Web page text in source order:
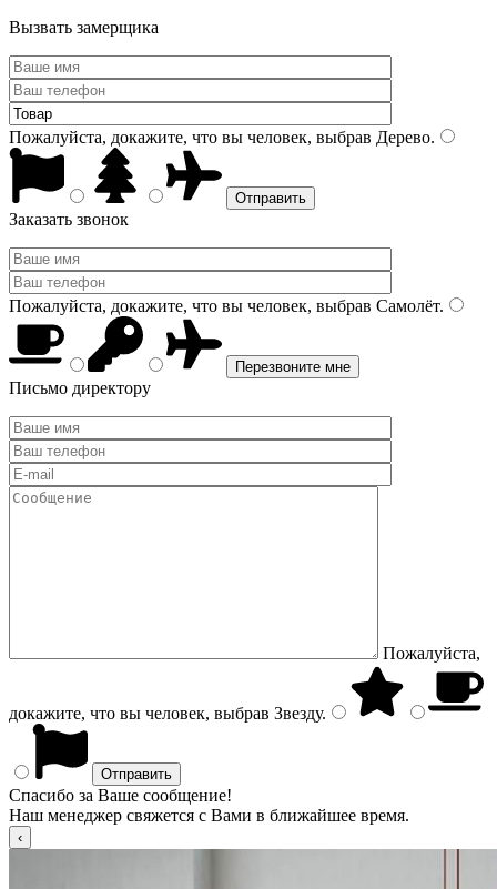
Вызвать замерщика
Пожалуйста, докажите, что вы человек, выбрав Дерево.
Заказать звонок
Пожалуйста, докажите, что вы человек, выбрав Самолёт.
Письмо директору
Пожалуйста,
докажите, что вы человек, выбрав Звезду.
Спасибо за Ваше сообщение!
Наш менеджер свяжется с Вами в ближайшее время.